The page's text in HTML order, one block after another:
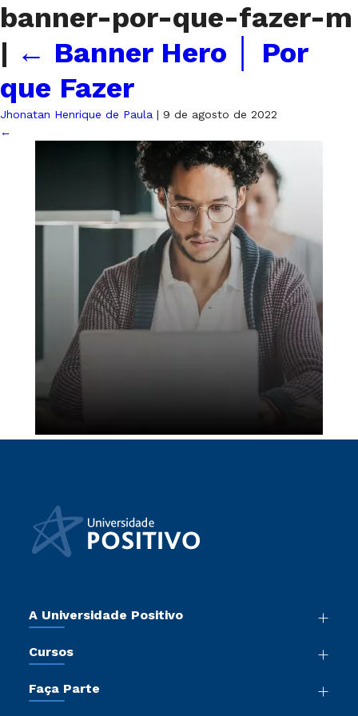
banner-por-que-fazer-m
| ← Banner Hero │ Por
que Fazer
Jhonatan Henrique de Paula | 9 de agosto de 2022
←
A Universidade Positivo
Sala de Imprensa
Trabalhe Conosco
Cursos
Pós-Graduação
Faça Parte